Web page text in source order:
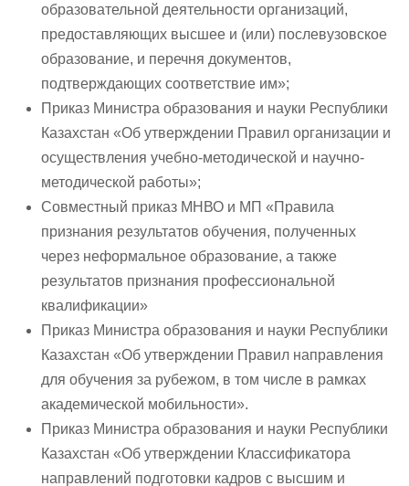
образовательной деятельности организаций,
предоставляющих высшее и (или) послевузовское
образование, и перечня документов,
подтверждающих соответствие им»;
Приказ Министра образования и науки Республики
Казахстан «Об утверждении Правил организации и
осуществления учебно-методической и научно-
методической работы»;
Совместный приказ МНВО и МП «Правила
признания результатов обучения, полученных
через неформальное образование, а также
результатов признания профессиональной
квалификации»
Приказ Министра образования и науки Республики
Казахстан «Об утверждении Правил направления
для обучения за рубежом, в том числе в рамках
академической мобильности».
Приказ Министра образования и науки Республики
Казахстан «Об утверждении Классификатора
направлений подготовки кадров с высшим и